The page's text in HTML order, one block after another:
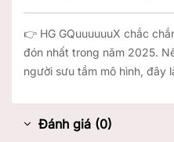
👉 HG GQuuuuuuX chắc
đón nhất trong năm 2025.
người sưu tầm mô hình, đây
Đánh giá (0)